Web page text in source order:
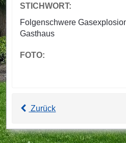
STICHWORT:
Folgenschwere
Gasthaus
FOTO:
Zurück